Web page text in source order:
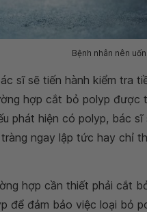
Bệnh nhân nên
sĩ sẽ tiến hành kiểm tra
hợp cắt bỏ polyp được
phát hiện có polyp, bác
ngay lập tức hay chỉ
hợp cần thiết phải cắt
để đảm bảo việc loại bỏ